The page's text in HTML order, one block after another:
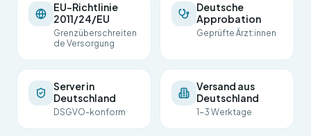
EU-Richtlinie
2011/24/EU
Grenzüberschreiten
de Versorgung
Deutsche
Approbation
Geprüfte Ärzt:innen
Server in
Deutschland
DSGVO-konform
Versand aus
Deutschland
1-3 Werktage